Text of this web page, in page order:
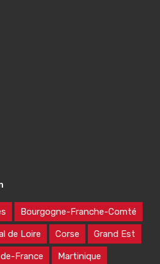
Bourgogne-Franche-Comté
de Loire Corse Grand Est
France Martinique